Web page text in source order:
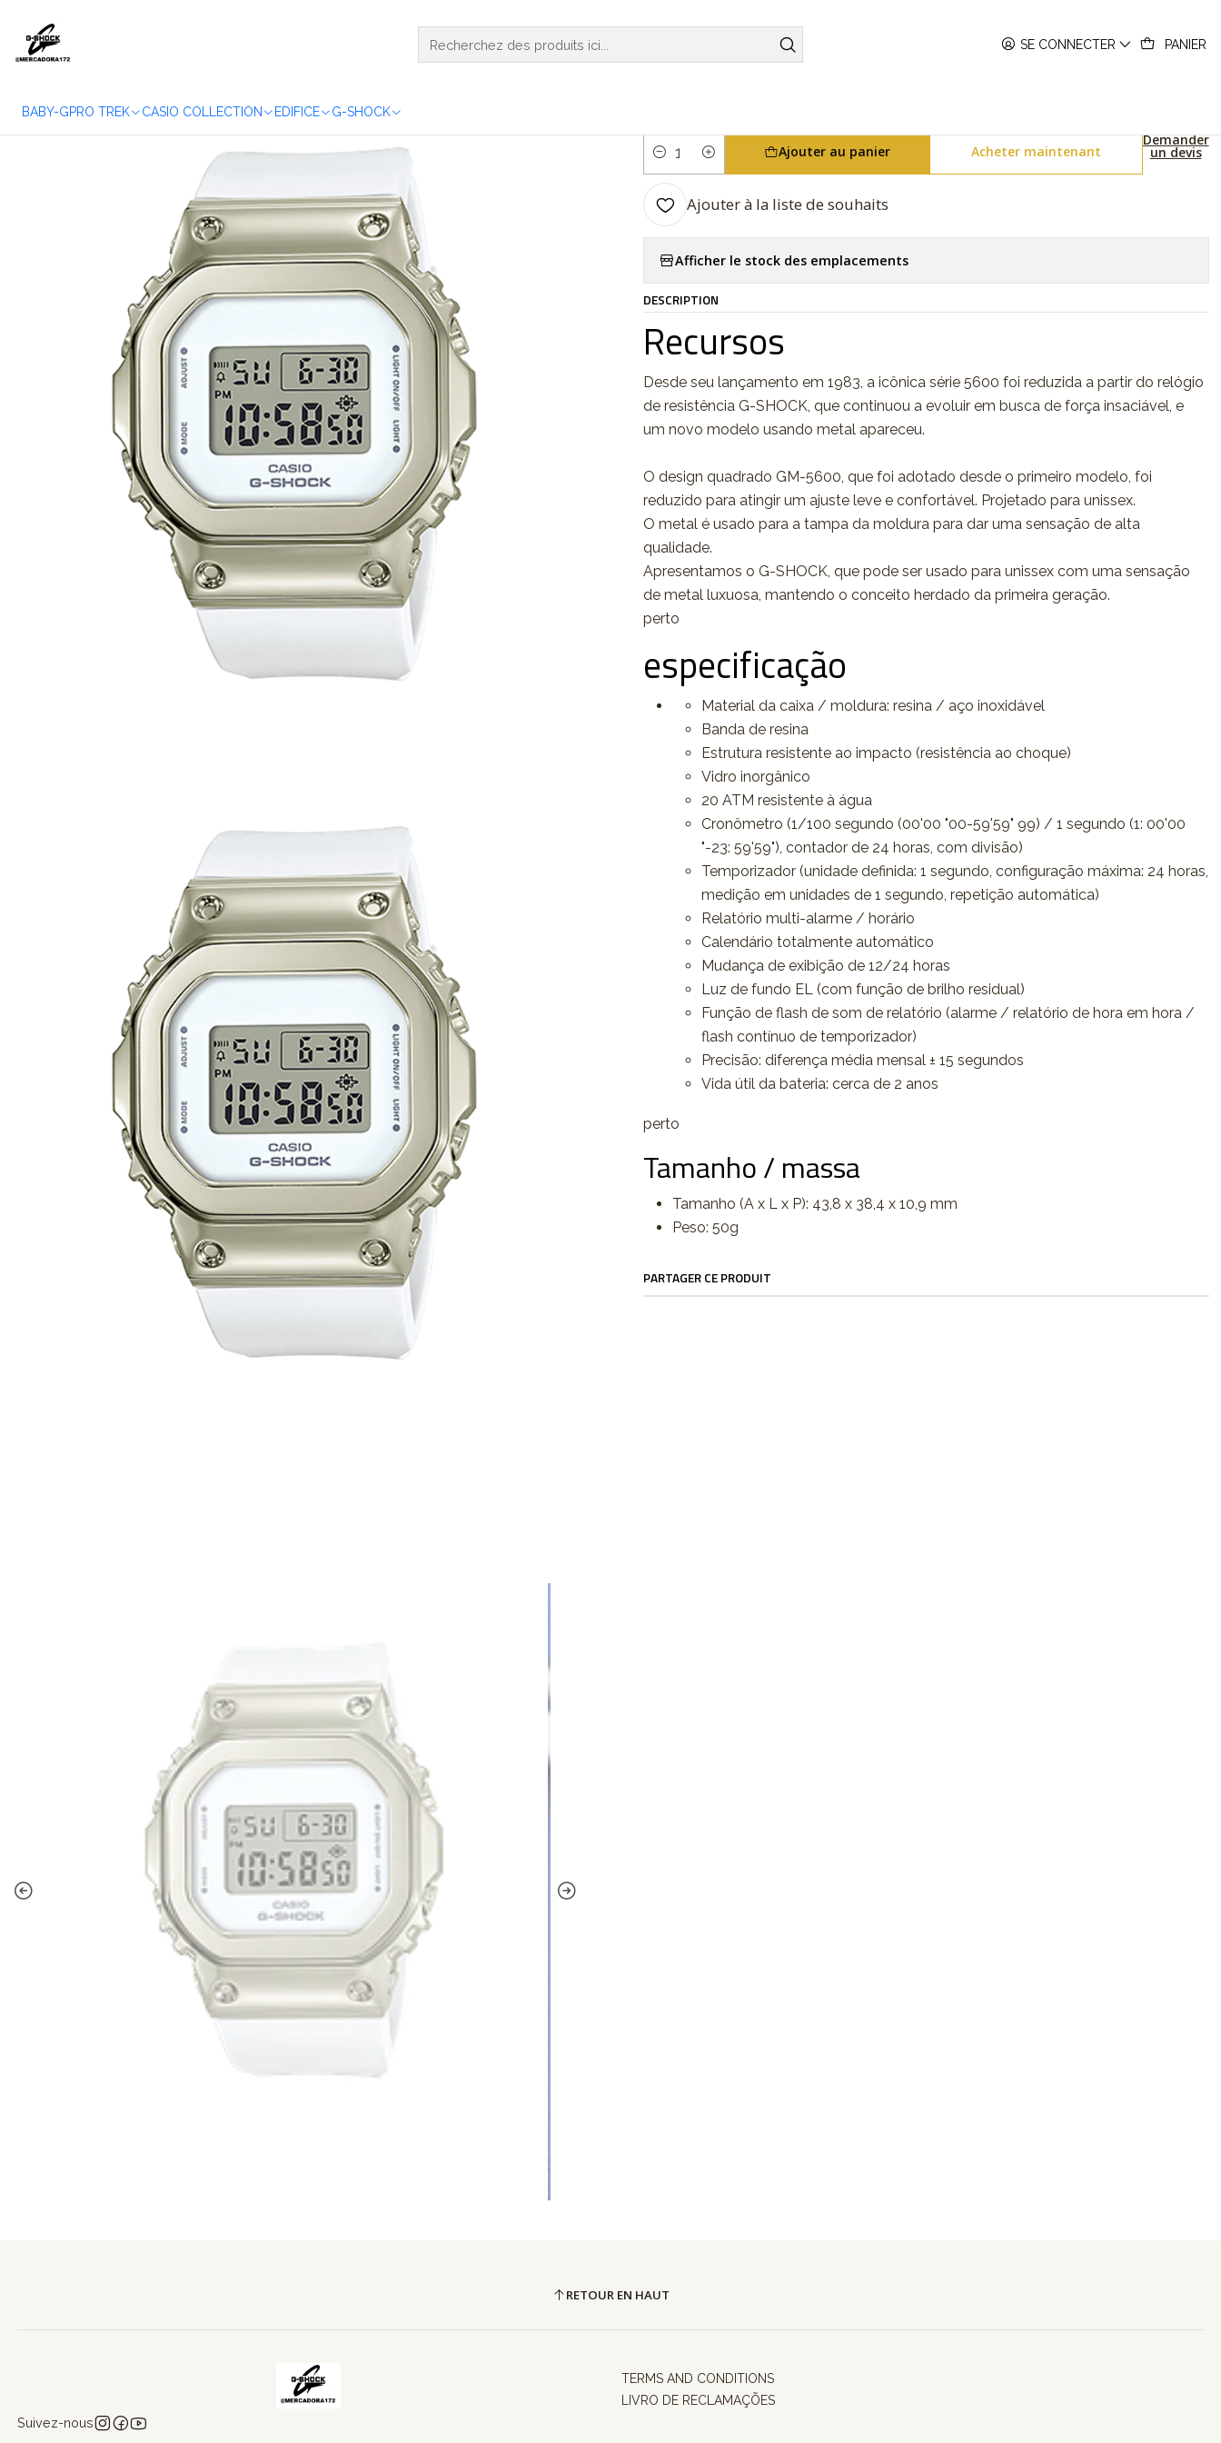
SE CONNECTER PANIER
BABY-GPRO TREK CASIO COLLECTION EDIFICE G-SHOCK
Quantité
Ajouter au panier Acheter maintenant
Demander
un devis
Ajouter à la liste de souhaits
Afficher le stock des emplacements
DESCRIPTION
Recursos
Desde seu lançamento em 1983, a icônica série 5600 foi reduzida a partir do relógio
de resistência G-SHOCK, que continuou a evoluir em busca de força insaciável, e
um novo modelo usando metal apareceu.
O design quadrado GM-5600, que foi adotado desde o primeiro modelo, foi
reduzido para atingir um ajuste leve e confortável. Projetado para unissex.
O metal é usado para a tampa da moldura para dar uma sensação de alta
qualidade.
Apresentamos o G-SHOCK, que pode ser usado para unissex com uma sensação
de metal luxuosa, mantendo o conceito herdado da primeira geração.
perto
especificação
Material da caixa / moldura: resina / aço inoxidável
Banda de resina
Estrutura resistente ao impacto (resistência ao choque)
Vidro inorgânico
20 ATM resistente à água
Cronômetro (1/100 segundo (00'00 "00-59'59" 99) / 1 segundo (1: 00'00
"-23: 59'59"), contador de 24 horas, com divisão)
Temporizador (unidade definida: 1 segundo, configuração máxima: 24 horas,
medição em unidades de 1 segundo, repetição automática)
Relatório multi-alarme / horário
Calendário totalmente automático
Mudança de exibição de 12/24 horas
Luz de fundo EL (com função de brilho residual)
Função de flash de som de relatório (alarme / relatório de hora em hora /
flash contínuo de temporizador)
Precisão: diferença média mensal ± 15 segundos
Vida útil da bateria: cerca de 2 anos
perto
Tamanho / massa
Tamanho (A x L x P): 43,8 x 38,4 x 10,9 mm
Peso: 50g
PARTAGER CE PRODUIT
RETOUR EN HAUT
Suivez-nous
TERMS AND CONDITIONS
LIVRO DE RECLAMAÇÕES